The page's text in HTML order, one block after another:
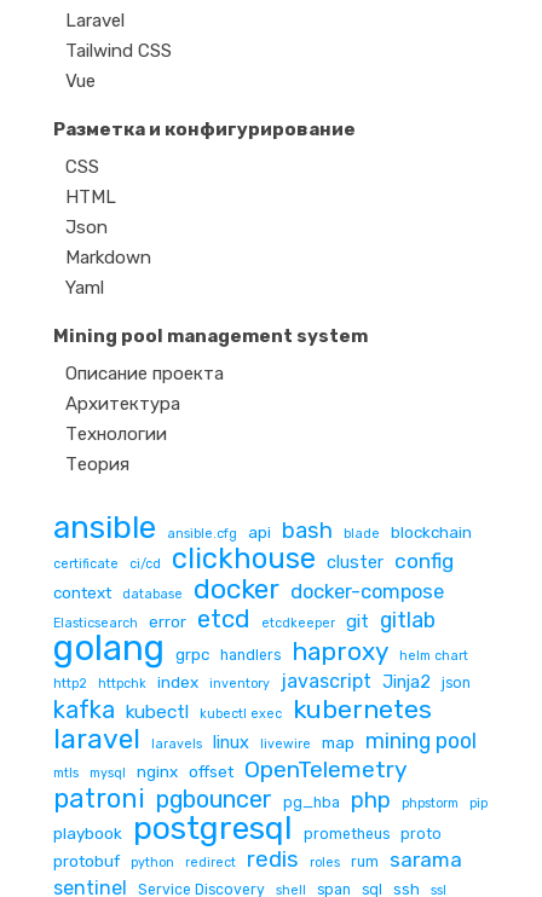
Laravel
Tailwind CSS
Vue
Разметка и конфигурирование
CSS
HTML
Json
Markdown
Yaml
Mining pool management system
Описание проекта
Архитектура
Технологии
Теория
ansible ansible.cfg api bash blade blockchain
certificate ci/cd clickhouse cluster config
context database docker docker-compose
Elasticsearch error etcd etcdkeeper git gitlab
golang grpc handlers haproxy
helm chart
http2
httpchk index inventory javascript Jinja2 json
kafka kubectl kubectl exec kubernetes
laravel laravels linux livewire map mining pool
mtls mysql nginx offset OpenTelemetry
patroni pgbouncer pg_hba php phpstorm pip
playbook postgresql prometheus proto
protobuf python redirect redis roles rum sarama
sentinel Service Discovery shell span sql ssh ssl